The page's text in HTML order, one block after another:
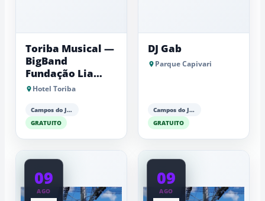
Toriba Musical —
BigBand
Fundação Lia
Maria Aguiar
Hotel Toriba
Campos do Jordão
GRATUITO
DJ Gab
Parque Capivari
Campos do Jordão
GRATUITO
09
AGO
09
AGO